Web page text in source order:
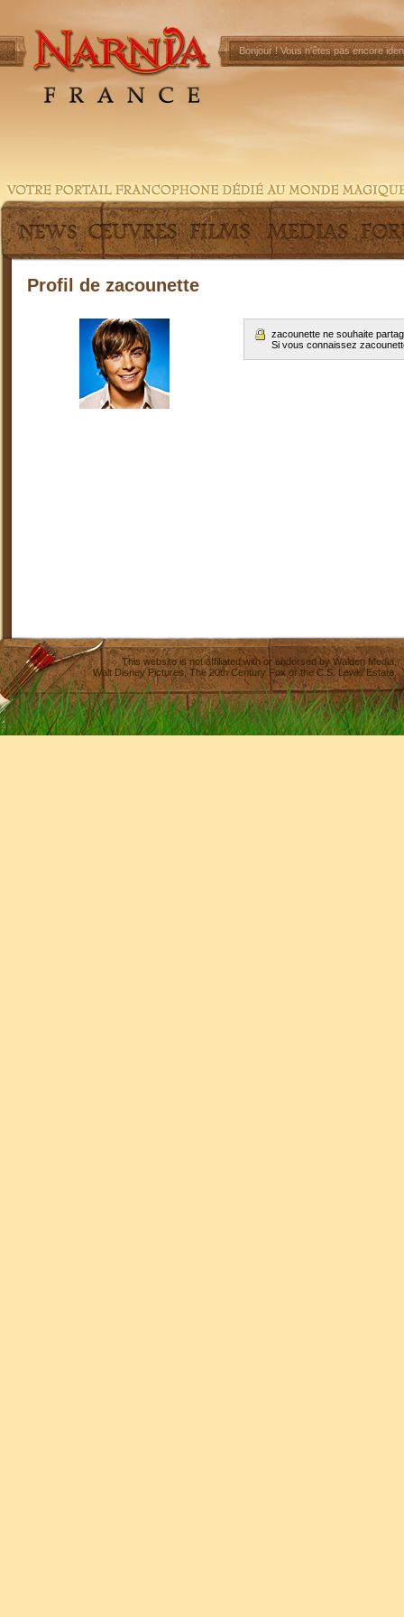
Bonjour !Vous n'êtes pas encore
Profil de zacounette
zacounette ne souhaite
Si vous connaissez
This website is not affiliated with or endorsed byWalden Media
Walt Disney Pictures,The 20th Century Fox or the C.S. Lewis Estate.